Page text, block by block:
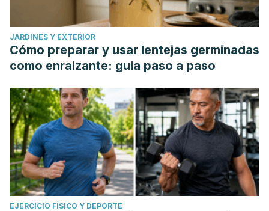
JARDINES Y EXTERIOR
Cómo preparar y usar lentejas germinadas
como enraizante: guía paso a paso
EJERCICIO FÍSICO Y DEPORTE